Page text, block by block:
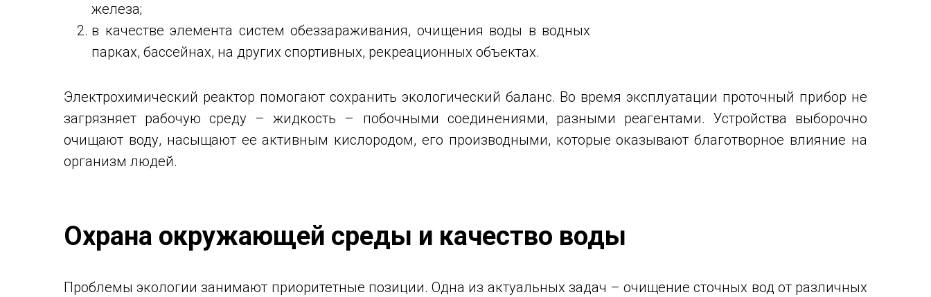
железа;
в качестве элемента систем обеззараживания, очищения воды в водных
парках, бассейнах, на других спортивных, рекреационных объектах.
Электрохимический реактор помогают сохранить экологический баланс. Во время эксплуатации проточный прибор не
загрязняет рабочую среду – жидкость – побочными соединениями, разными реагентами. Устройства выборочно
очищают воду, насыщают ее активным кислородом, его производными, которые оказывают благотворное влияние на
организм людей.
Охрана окружающей среды и качество воды
Проблемы экологии занимают приоритетные позиции. Одна из актуальных задач – очищение сточных вод от различных